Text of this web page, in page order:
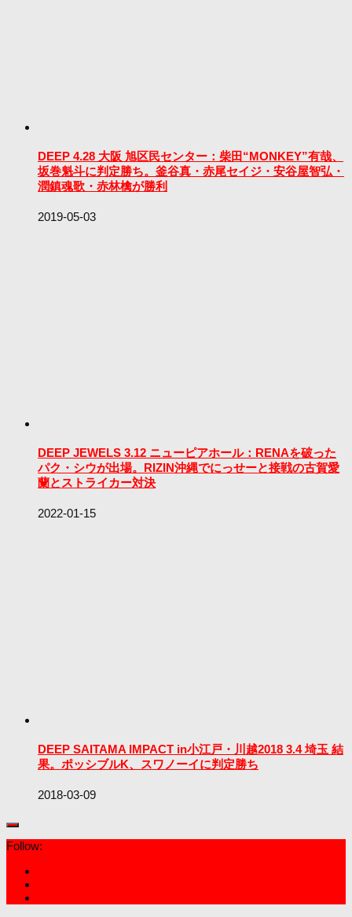
DEEP 4.28 大阪 旭区民センター：柴田“MONKEY”有哉、
坂巻魁斗に判定勝ち。釜谷真・赤尾セイジ・安谷屋智弘・
潤鎮魂歌・赤林檎が勝利
2019-05-03
DEEP JEWELS 3.12 ニューピアホール：RENAを破った
パク・シウが出場。RIZIN沖縄でにっせーと接戦の古賀愛
蘭とストライカー対決
2022-01-15
DEEP SAITAMA IMPACT in小江戸・川越2018 3.4 埼玉 結
果。ポッシブルK、スワノーイに判定勝ち
2018-03-09
Follow: